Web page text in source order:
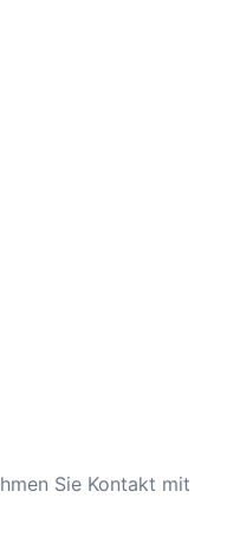
Sie Kontakt mit